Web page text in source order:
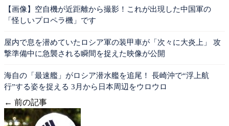
【画像】空自機が近距離から撮影！これが出現した中国軍の
「怪しいプロペラ機」です
屋内で息を潜めていたロシア軍の装甲車が「次々に大炎上」 攻
撃準備中に急襲される瞬間を捉えた映像が公開
海自の「最速艦」がロシア潜水艦を追尾！ 長崎沖で“浮上航
行”する姿を捉える 3月から日本周辺をウロウロ
← 前の記事